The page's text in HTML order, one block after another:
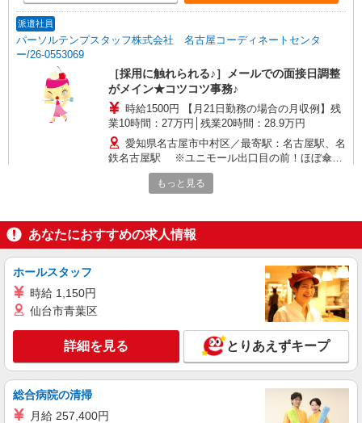
派遣社員
パーソルテンプスタッフ株式会社 名古屋コーディネートセンタ
ー/26-0553069
［採用に触れられる♪］メールでの面接日調整
がメイン★コツコツ事務♪
時給1500円 【月21日勤務の場合の月収例】残
業10時間：27万円│残業20時間：28.9万円
愛知県名古屋市中村区／最寄駅：名古屋駅、名
鉄名古屋駅 ※ユニモール出口目の前！ほぼ傘い
らず♪JR・近鉄・桜通線も便利
派遣社員
パーソルテンプスタッフ株式会社 名古屋コーディネートセンタ
ー/26-0544132
［高時給1600円］コツコツだけど楽しめる！
時給1600円 【月収例】時給1600円×7時間45分
×月21日＝260,400円
愛知県名古屋市中村区／最寄駅：本陣駅、中村
日赤駅 ■バス停「豊臣小学校」すぐ
キープ 詳細を見る
もっと見る
あなたにおすすめの求人情報
ホールスタッフ
時給 1,150円
仙台市青葉区
詳細を見る とりあえずキープ
総合病院の清掃
月給 257,400円